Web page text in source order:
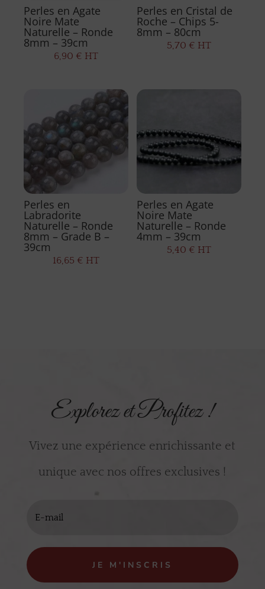
Perles en Agate
Noire Mate
Naturelle – Ronde
8mm – 39cm
6,90 € HT
Perles en Cristal de
Roche – Chips 5-
8mm – 80cm
5,70 € HT
Perles en
Labradorite
Naturelle – Ronde
8mm – Grade B –
39cm
16,65 € HT
Perles en Agate
Noire Mate
Naturelle – Ronde
4mm – 39cm
5,40 € HT
Explorez et Profitez !
Vivez une expérience enrichissante et
unique avec nos offres exclusives !
JE M'INSCRIS